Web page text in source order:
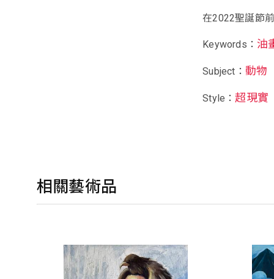
在2022聖誕節
Keywords： 油
Subject： 動物
Style：超現實
相關藝術品